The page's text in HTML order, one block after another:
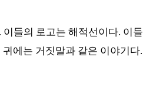
. 이들의 로고는 해적선이다. 이
귀에는 거짓말과 같은 이야기다.